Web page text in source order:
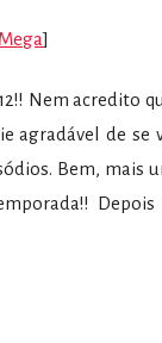
Mega]
Nem acredito
agradável de se
Bem, mais
Depois